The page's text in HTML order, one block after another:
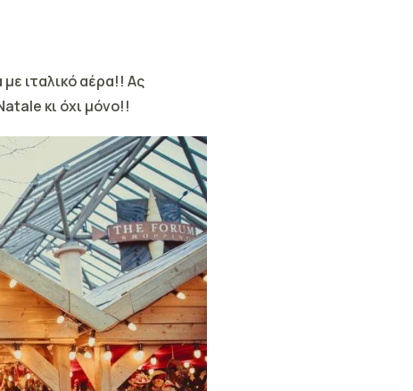
ιταλικό αέρα!! Ας
κι όχι μόνο!!